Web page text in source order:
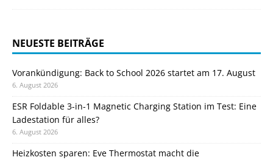
NEUESTE BEITRÄGE
Vorankündigung: Back to School 2026 startet am 17. August
6. August 2026
ESR Foldable 3-in-1 Magnetic Charging Station im Test: Eine
Ladestation für alles?
6. August 2026
Heizkosten sparen: Eve Thermostat macht die